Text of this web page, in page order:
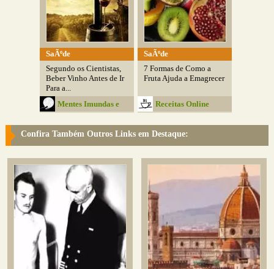
SaÃºde
Segundo os Cientistas,
Beber Vinho Antes de Ir
Para a...
Mentes Imundas e
SaÃºde
7 Formas de Como a
Fruta Ajuda a Emagrecer
Receitas Online
Confira Também Outros Links em Destaque: